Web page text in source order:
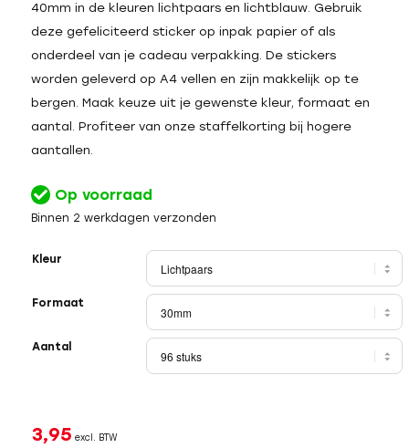
40mm in de kleuren lichtpaars en lichtblauw. Gebruik
deze gefeliciteerd sticker op inpak papier of als
onderdeel van je cadeau verpakking. De stickers
worden geleverd op A4 vellen en zijn makkelijk op te
bergen. Maak keuze uit je gewenste kleur, formaat en
aantal. Profiteer van onze staffelkorting bij hogere
aantallen.
Op voorraad
Binnen 2 werkdagen verzonden
Kleur
Formaat
Aantal
3,95 excl. BTW